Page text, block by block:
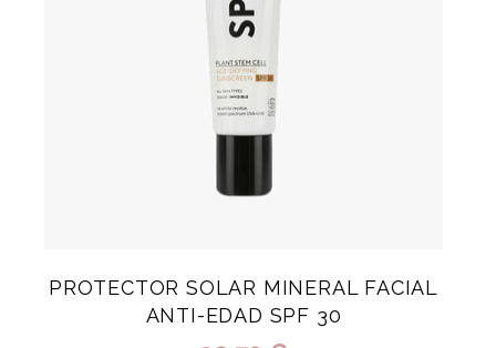
PROTECTOR SOLAR MINERAL FACIAL
ANTI-EDAD SPF 30